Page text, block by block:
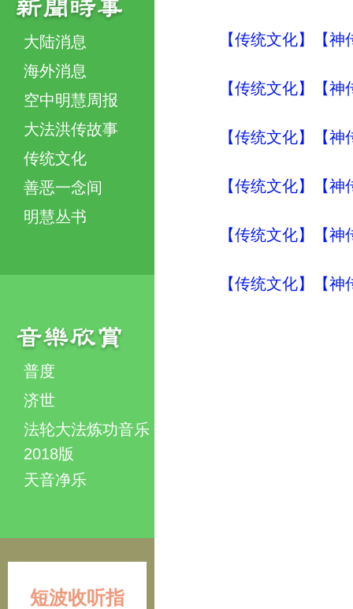
大陆消息
海外消息
空中明慧周报
大法洪传故事
传统文化
善恶一念间
明慧丛书
普度
济世
法轮大法炼功音乐
2018版
天音净乐
短波收听指
【传统文化】【
【传统文化】【
【传统文化】【
【传统文化】【
【传统文化】【
【传统文化】【